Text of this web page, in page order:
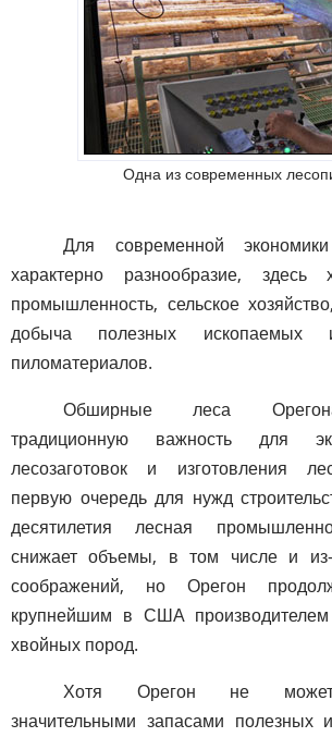
Одна из современных
Для современной
характерно разнообразие, здесь
промышленность, сельское
добыча полезных ископаемых
пиломатериалов.
Обширные леса
традиционную важность для
лесозаготовок и изготовления
первую очередь для нужд
десятилетия лесная
снижает объемы, в том числе и из-
соображений, но Орегон
крупнейшим в США производителем
хвойных пород.
Хотя Орегон не может
значительными запасами полезных